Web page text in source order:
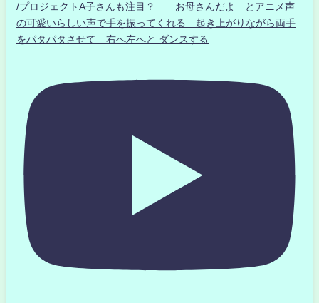
/プロジェクトA子さんも注目？ お母さんだよ とアニメ声
の可愛いらしい声で手を振ってくれる 起き上がりながら両手
をパタパタさせて 右へ左へと ダンスする